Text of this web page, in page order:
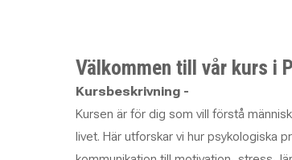
Välkommen till vår kurs i
Kursbeskrivning -
Kursen är för dig som vill förstå
livet. Här utforskar vi hur psykologiska